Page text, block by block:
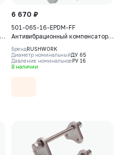
6 670 ₽
501-065-16-EPDM-FF
Антивибрационный компенсатор
фланцевый Rushwork, DN65 PN16,
Т макс 110С
БрендRUSHWORK
Диаметр номинальныйДУ 65
Давление номинальноеРУ 16
В наличии